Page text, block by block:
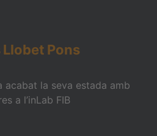
Llobet Pons
acabat la seva estada amb
a l’inLab FIB